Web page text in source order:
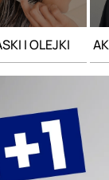
I OLEJKI